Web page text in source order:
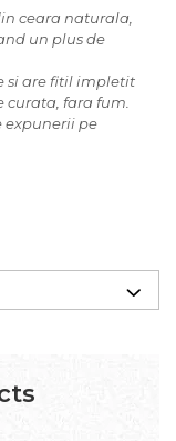
ceara naturala,
un plus de
si are fitil impletit
curata, fara fum.
expunerii pe